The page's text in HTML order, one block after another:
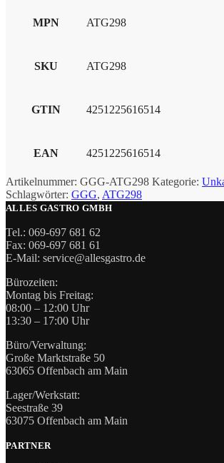
MPN ATG298
SKU ATG298
GTIN 4251225616514
EAN 4251225616514
Artikelnummer: GGG-ATG298 Kategorie:
Schlagwörter: GGG, ATG298
ALLES GASTRO GMBH
Tel.: 069-697 681 62
Fax: 069-697 681 61
E-Mail: service@allesgastro.de
Bürozeiten:
Montag bis Freitag:
08:00 – 12:00 Uhr
13:30 – 17:00 Uhr
Büro/Verwaltung:
Große Marktstraße 50
63065 Offenbach am Main
Lager/Werkstatt:
Seestraße 39
63075 Offenbach am Main
PARTNER